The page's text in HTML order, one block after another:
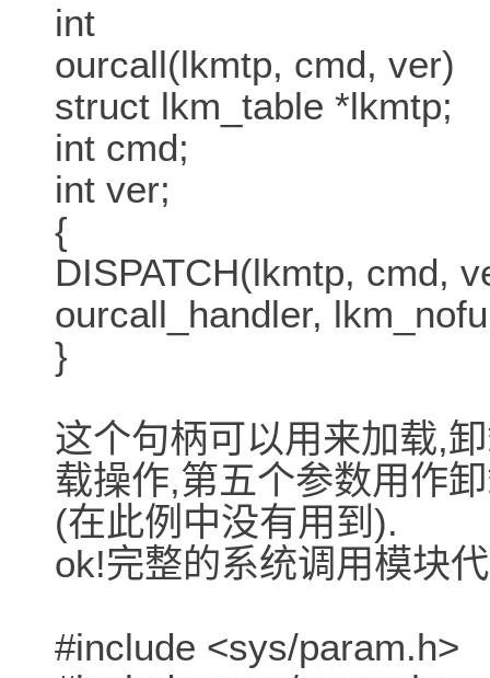
int
ourcall(lkmtp, cmd, ver)
struct lkm_table *lkmtp;
int cmd;
int ver;
{
DISPATCH(lkmtp, cmd,
ourcall_handler,
}
这个句柄可以用来加载,
载操作,第五个参数用作
(在此例中没有用到).
ok!完整的系统调用模块
#include <sys/param.h>